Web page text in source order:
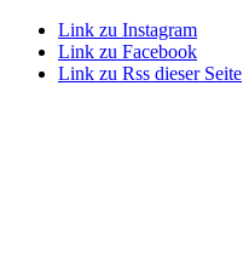
Link zu Instagram
Link zu Facebook
Link zu Rss dieser Seite